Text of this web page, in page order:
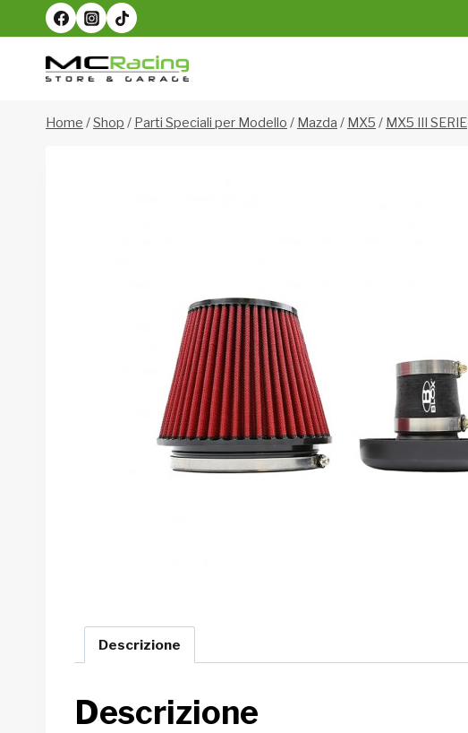
al
contenuto
Home /Shop / Parti Speciali per Modello / Mazda / MX5 / MX5 III SERIE
Descrizione
Descrizione